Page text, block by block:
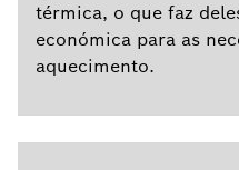
térmica, o que faz
económica para as
aquecimento.